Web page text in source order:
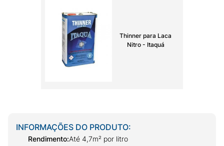
Thinner para Laca
Nitro - Itaquá
INFORMAÇÕES DO PRODUTO:
Rendimento:Até 4,7m² por litro